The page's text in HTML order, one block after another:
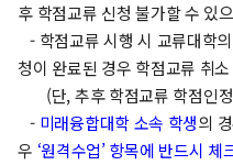
후 학점교류 신청 불가할 수 있
- 학점교류 시행 시 교류대학
청이 완료된 경우 학점교류 취
(단, 추후 학점교류 학점인정
- 미래융합대학 소속 학생의
우 ‘원격수업’ 항목에 반드시 체